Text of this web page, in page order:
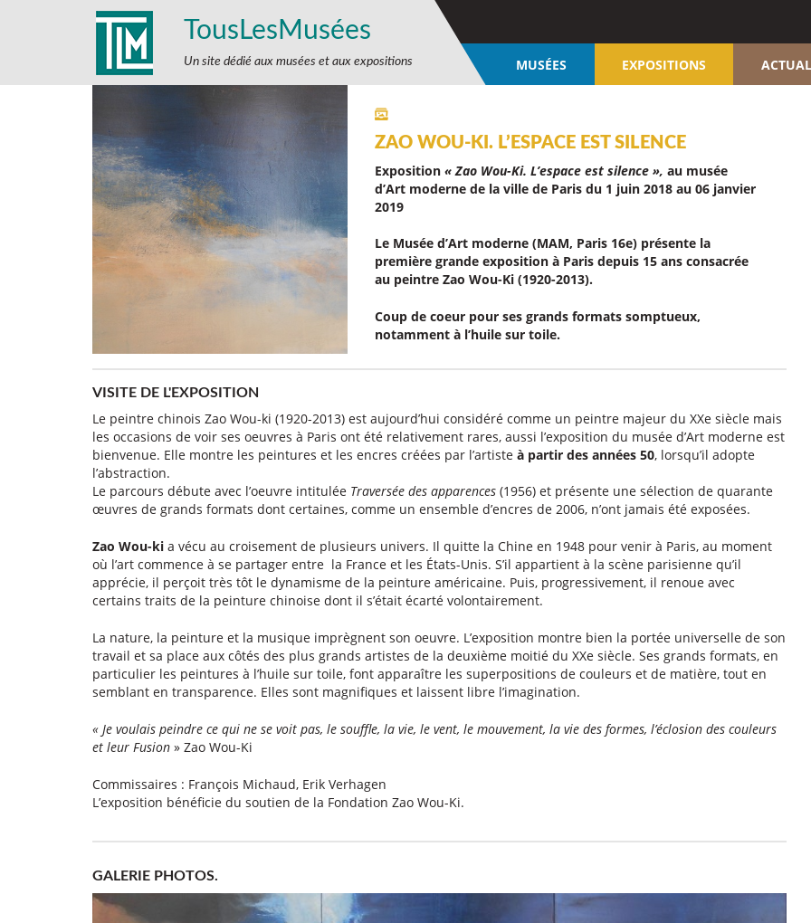
TousLesMusées
Un site dédié aux musées et aux expositions MUSÉES EXPOSITIONS
ZAO WOU-KI. L’ESPACE EST SILENCE
Exposition « Zao Wou-Ki. L’espace est silence », au musée
d’Art moderne de la ville de Paris du 1 juin 2018 au 06 janvier
2019
Le Musée d’Art moderne (MAM, Paris 16e) présente la
première grande exposition à Paris depuis 15 ans consacrée
au peintre Zao Wou-Ki (1920-2013).
Coup de coeur pour ses grands formats somptueux,
notamment à l’huile sur toile.
VISITE DE L'EXPOSITION
Le peintre chinois Zao Wou-ki (1920-2013) est aujourd’hui considéré comme un peintre majeur du XXe siècle mais
les occasions de voir ses oeuvres à Paris ont été relativement rares, aussi l’exposition du musée d’Art moderne est
bienvenue. Elle montre les peintures et les encres créées par l’artiste à partir des années 50, lorsqu’il adopte
l’abstraction.
Le parcours débute avec l’oeuvre intitulée Traversée des apparences (1956) et présente une sélection de quarante
œuvres de grands formats dont certaines, comme un ensemble d’encres de 2006, n’ont jamais été exposées.
Zao Wou-ki a vécu au croisement de plusieurs univers. Il quitte la Chine en 1948 pour venir à Paris, au moment
où l’art commence à se partager entre la France et les États-Unis. S’il appartient à la scène parisienne qu’il
apprécie, il perçoit très tôt le dynamisme de la peinture américaine. Puis, progressivement, il renoue avec
certains traits de la peinture chinoise dont il s’était écarté volontairement.
La nature, la peinture et la musique imprègnent son oeuvre. L’exposition montre bien la portée universelle de son
travail et sa place aux côtés des plus grands artistes de la deuxième moitié du XXe siècle. Ses grands formats, en
particulier les peintures à l’huile sur toile, font apparaître les superpositions de couleurs et de matière, tout en
semblant en transparence. Elles sont magnifiques et laissent libre l’imagination.
« Je voulais peindre ce qui ne se voit pas, le souffle, la vie, le vent, le mouvement, la vie des formes, l’éclosion des couleurs
et leur Fusion » Zao Wou-Ki
Commissaires : François Michaud, Erik Verhagen
L’exposition bénéficie du soutien de la Fondation Zao Wou-Ki.
GALERIE PHOTOS.